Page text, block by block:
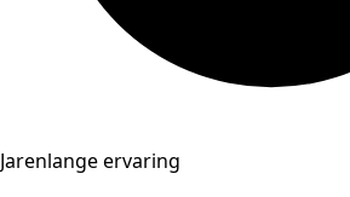
Jarenlange ervaring